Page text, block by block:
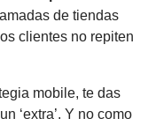
de tiendas
clientes no repiten
mobile, te das
‘extra’. Y no como